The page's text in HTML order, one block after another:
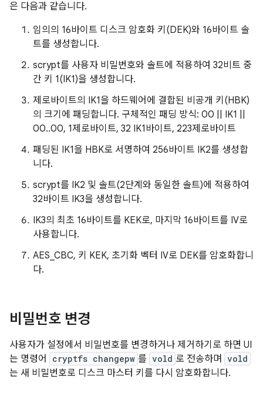
은 다음과 같습니다.
임의의 16바이트 디스크 암호화 키(DEK)와 16바이트 솔
트를 생성합니다.
scrypt를 사용자 비밀번호와 솔트에 적용하여 32비트 중
간 키 1(IK1)을 생성합니다.
제로바이트의 IK1을 하드웨어에 결합된 비공개 키(HBK)
의 크기에 패딩합니다. 구체적인 패딩 방식: 00 || IK1 ||
00..00, 1제로바이트, 32 IK1바이트, 223제로바이트
패딩된 IK1을 HBK로 서명하여 256바이트 IK2를 생성합
니다.
scrypt를 IK2 및 솔트(2단계와 동일한 솔트)에 적용하여
32바이트 IK3을 생성합니다.
IK3의 최초 16바이트를 KEK로, 마지막 16바이트를 IV로
사용합니다.
AES_CBC, 키 KEK, 초기화 벡터 IV로 DEK를 암호화합니
다.
비밀번호 변경
사용자가 설정에서 비밀번호를 변경하거나 제거하기로 하면 UI
는 명령어
cryptfs changepw 를 vold 로 전송하며 vold
는 새 비밀번호로 디스크 마스터 키를 다시 암호화합니다.